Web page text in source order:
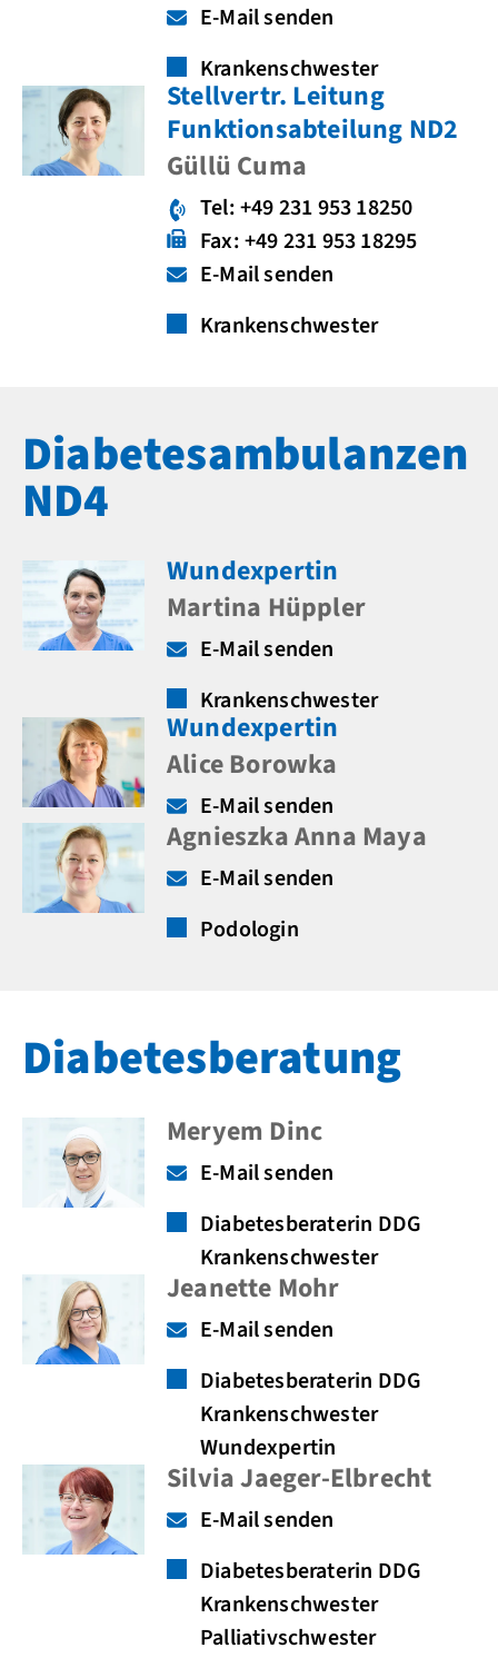
E-Mail senden
Krankenschwester
Stellvertr. Leitung
Funktionsabteilung ND2
Güllü Cuma
Tel: +49 231 953 18250
Fax: +49 231 953 18295
E-Mail senden
Krankenschwester
Diabetesambulanzen
ND4
Wundexpertin
Martina Hüppler
E-Mail senden
Krankenschwester
Wundexpertin
Alice Borowka
E-Mail senden
Agnieszka Anna Maya
E-Mail senden
Podologin
Diabetesberatung
Meryem Dinc
E-Mail senden
Diabetesberaterin DDG
Krankenschwester
Jeanette Mohr
E-Mail senden
Diabetesberaterin DDG
Krankenschwester
Wundexpertin
Silvia Jaeger-Elbrecht
E-Mail senden
Diabetesberaterin DDG
Krankenschwester
Palliativschwester